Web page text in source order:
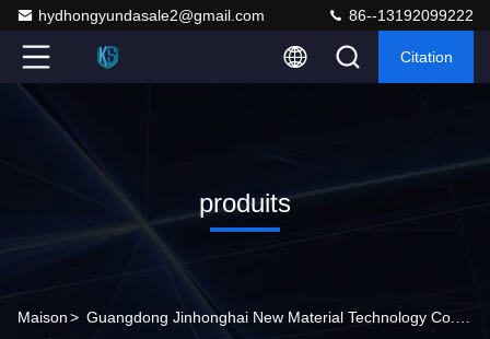
hydhongyundasale2@gmail.com 86--13192099222
Citation
produits
Maison>